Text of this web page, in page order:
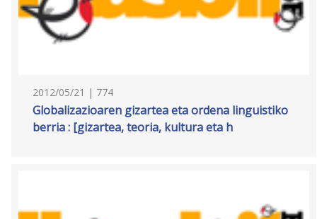
2012/05/21 | 774
Globalizazioaren gizartea eta ordena linguistiko
berria : [gizartea, teoria, kultura eta h